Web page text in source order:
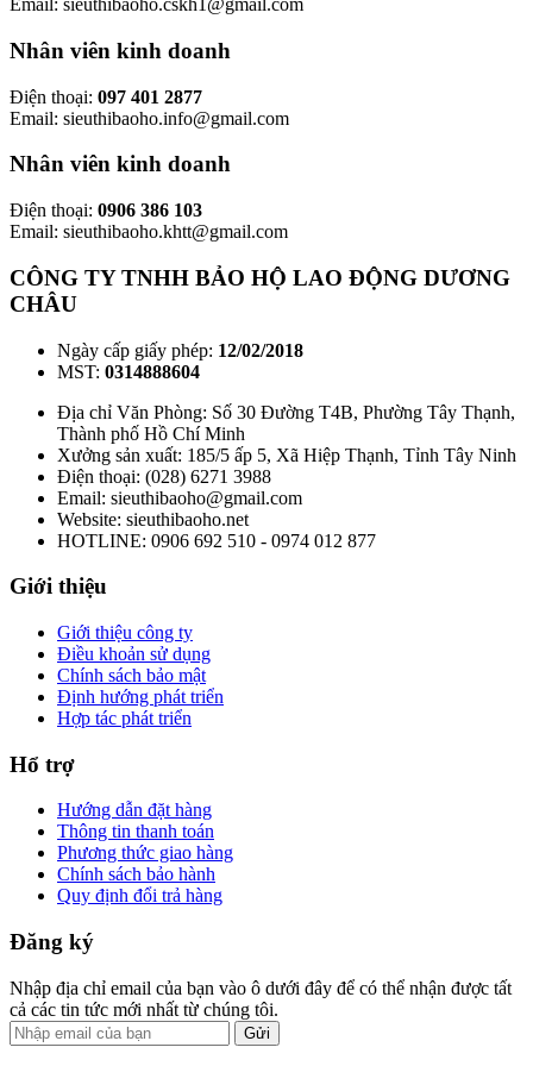
Email: sieuthibaoho.cskh1@gmail.com
Nhân viên kinh doanh
Điện thoại: 097 401 2877
Email: sieuthibaoho.info@gmail.com
Nhân viên kinh doanh
Điện thoại: 0906 386 103
Email: sieuthibaoho.khtt@gmail.com
CÔNG TY TNHH BẢO HỘ LAO ĐỘNG DƯƠNG
CHÂU
Ngày cấp giấy phép: 12/02/2018
MST: 0314888604
Địa chỉ Văn Phòng: Số 30 Đường T4B, Phường Tây Thạnh,
Thành phố Hồ Chí Minh
Xưởng sản xuất: 185/5 ấp 5, Xã Hiệp Thạnh, Tỉnh Tây Ninh
Điện thoại: (028) 6271 3988
Email: sieuthibaoho@gmail.com
Website: sieuthibaoho.net
HOTLINE: 0906 692 510 - 0974 012 877
Giới thiệu
Giới thiệu công ty
Điều khoản sử dụng
Chính sách bảo mật
Định hướng phát triển
Hợp tác phát triển
Hổ trợ
Hướng dẫn đặt hàng
Thông tin thanh toán
Phương thức giao hàng
Chính sách bảo hành
Quy định đổi trả hàng
Đăng ký
Nhập địa chỉ email của bạn vào ô dưới đây để có thể nhận được tất
cả các tin tức mới nhất từ chúng tôi.
Gửi